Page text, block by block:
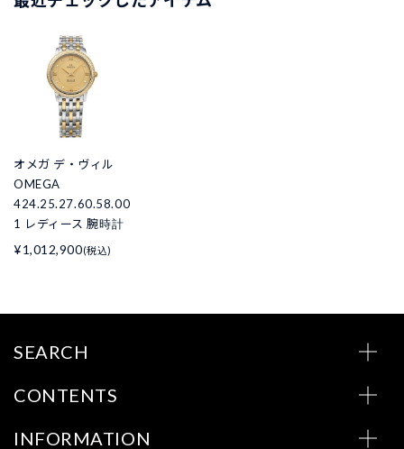
オメガ デ・ヴィル
OMEGA
424.25.27.60.58.00
1 レディース 腕時計
¥1,012,900(税込)
SEARCH
CONTENTS
INFORMATION